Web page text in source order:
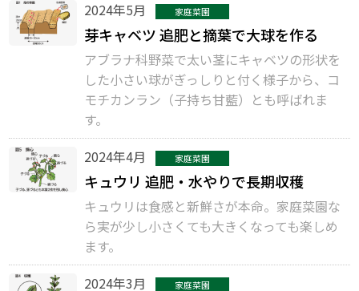
2024年5月
家庭菜園
芽キャベツ 追肥と摘葉で大球を作る
アブラナ科野菜で太い茎にキャベツの形状を
した小さい球がぎっしりと付く様子から、コ
モチカンラン（子持ち甘藍）とも呼ばれま
す。
2024年4月
家庭菜園
キュウリ 追肥・水やりで長期収穫
キュウリは食感と新鮮さが本命。家庭菜園な
ら実が少し小さくても大きくなっても楽しめ
ます。
2024年3月
家庭菜園